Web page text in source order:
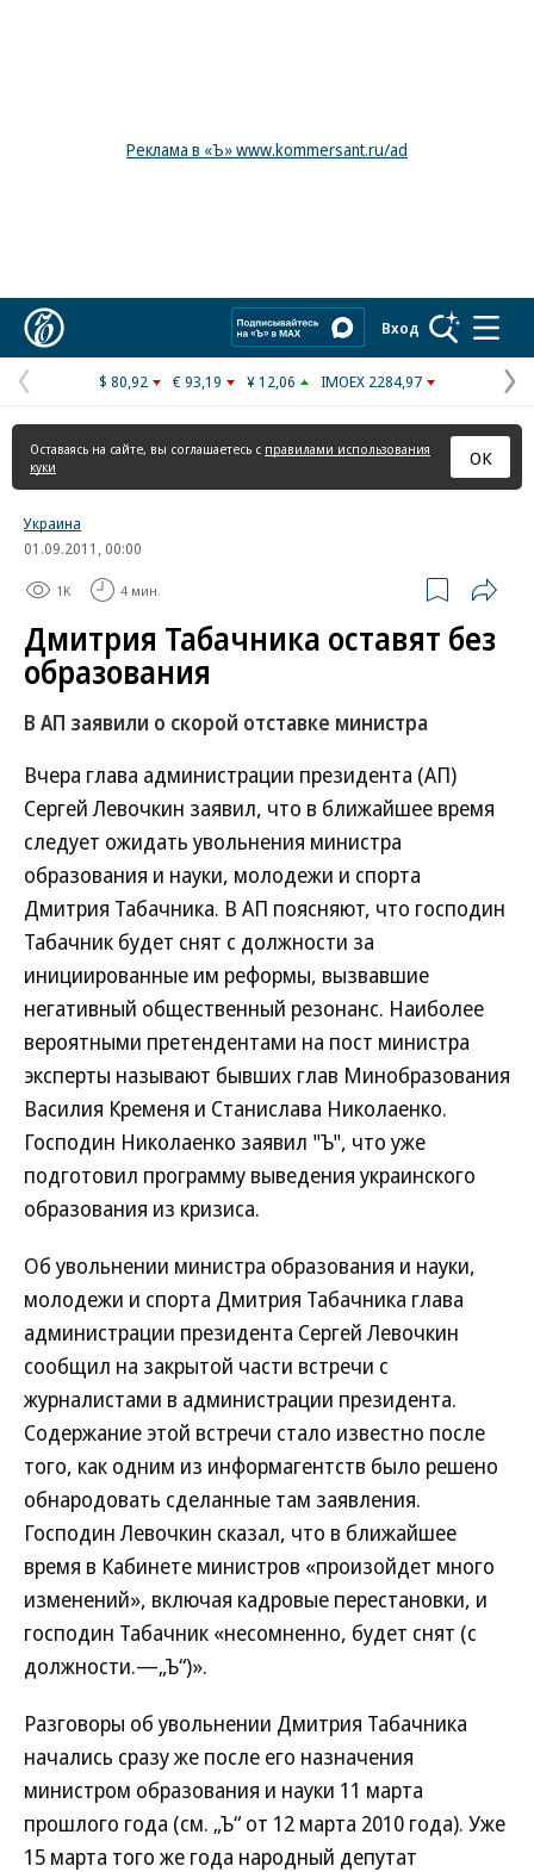
Реклама в «Ъ» www.kommersant.ru/ad
Вход
Предыдущая
страница
$ 80,92 € 93,19 ¥ 12,06 IMOEX 2284,97
Оставаясь на сайте, вы соглашаетесь с правилами использования
куки
ОК
Украина
01.09.2011, 00:00
1K 4 мин.
Дмитрия Табачника оставят без
образования
В АП заявили о скорой отставке министра
Вчера глава администрации президента (АП)
Сергей Левочкин заявил, что в ближайшее время
следует ожидать увольнения министра
образования и науки, молодежи и спорта
Дмитрия Табачника. В АП поясняют, что господин
Табачник будет снят с должности за
инициированные им реформы, вызвавшие
негативный общественный резонанс. Наиболее
вероятными претендентами на пост министра
эксперты называют бывших глав Минобразования
Василия Кременя и Станислава Николаенко.
Господин Николаенко заявил "Ъ", что уже
подготовил программу выведения украинского
образования из кризиса.
Об увольнении министра образования и науки,
молодежи и спорта Дмитрия Табачника глава
администрации президента Сергей Левочкин
сообщил на закрытой части встречи с
журналистами в администрации президента.
Содержание этой встречи стало известно после
того, как одним из информагентств было решено
обнародовать сделанные там заявления.
Господин Левочкин сказал, что в ближайшее
время в Кабинете министров «произойдет много
изменений», включая кадровые перестановки, и
господин Табачник «несомненно, будет снят (с
должности.—„Ъ“)».
Разговоры об увольнении Дмитрия Табачника
начались сразу же после его назначения
министром образования и науки 11 марта
прошлого года (см. „Ъ“ от 12 марта 2010 года). Уже
15 марта того же года народный депутат